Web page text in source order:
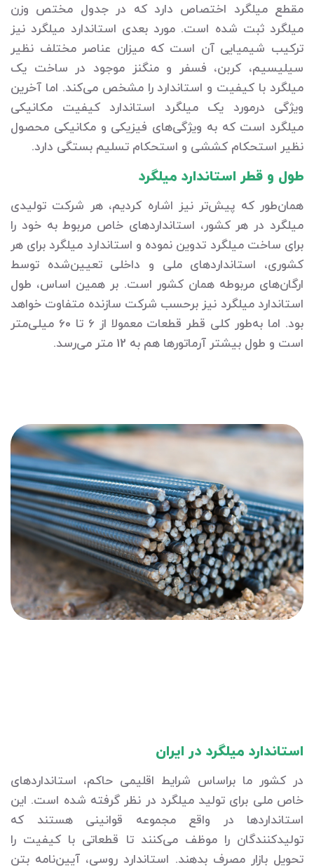
مقطع میلگرد اختصاص دارد که در جدول مختص وزن
میلگرد ثبت شده است. مورد بعدی استاندارد میلگرد نیز
ترکیب شیمیایی آن است که میزان عناصر مختلف نظیر
سیلیسیم، کربن، فسفر و منگنز موجود در ساخت یک
میلگرد با کیفیت و استاندارد را مشخص می‌کند. اما آخرین
ویژگی درمورد یک میلگرد استاندارد کیفیت مکانیکی
میلگرد است که به ویژگی‌های فیزیکی و مکانیکی محصول
نظیر استحکام کششی و استحکام تسلیم بستگی دارد.
طول و قطر استاندارد میلگرد
همان‌طور که پیش‌تر نیز اشاره کردیم، هر شرکت تولیدی
میلگرد در هر کشور، استانداردهای خاص مربوط به خود را
برای ساخت میلگرد تدوین نموده و استاندارد میلگرد برای هر
کشوری، استانداردهای ملی و داخلی تعیین‌شده توسط
ارگان‌های مربوطه همان کشور است. بر همین اساس، طول
استاندارد میلگرد نیز برحسب شرکت سازنده متفاوت خواهد
بود. اما به‌طور کلی قطر قطعات معمولا از 6 تا 60 میلی‌متر
است و طول بیشتر آرماتورها هم به 12 متر می‌رسد.
استاندارد میلگرد در ایران
در کشور ما براساس شرایط اقلیمی حاکم، استانداردهای
خاص ملی برای تولید میلگرد در نظر گرفته شده است. این
استانداردها در واقع مجموعه قوانینی هستند که
تولیدکنندگان را موظف می‌کنند تا قطعاتی با کیفیت را
تحویل بازار مصرف بدهند. استاندارد روسی، آیین‌نامه بتن